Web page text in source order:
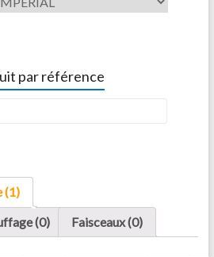
par référence
(1)
(0)
Faisceaux (0)